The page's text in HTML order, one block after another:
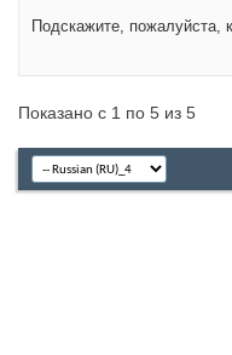
Подскажите, пожалуйста,
Показано с 1 по 5 из 5